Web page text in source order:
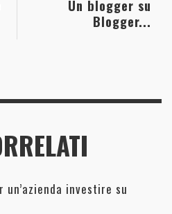
Un blogger su
Blogger...
un’azienda investire su